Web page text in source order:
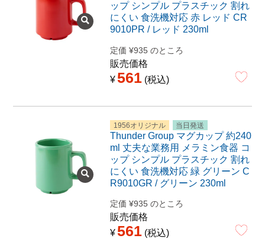
ップ シンプル プラスチック 割れ
にくい 食洗機対応 赤 レッド CR
9010PR / レッド 230ml
定価 ¥935 のところ
販売価格
¥561 税込
1956オリジナル 当日発送
Thunder Group マグカップ 約240
ml 丈夫な業務用 メラミン食器 コ
ップ シンプル プラスチック 割れ
にくい 食洗機対応 緑 グリーン C
R9010GR / グリーン 230ml
定価 ¥935 のところ
販売価格
¥561 税込